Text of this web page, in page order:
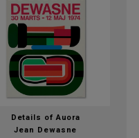
Details of Auora
Jean Dewasne